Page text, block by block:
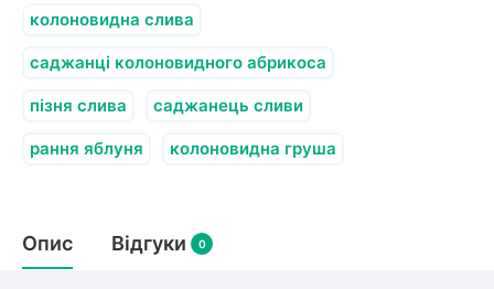
колоновидна слива
саджанці колоновидного абрикоса
пізня слива саджанець сливи
рання яблуня колоновидна груша
Опис Відгуки 0